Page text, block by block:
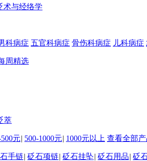
术与经络学
科病症 五官科病症 骨伤科病症 儿科病症
周精选
萃
元| 500-1000元| 1000元以上 查看全部
手链| 砭石项链| 砭石挂坠| 砭石用品| 砭